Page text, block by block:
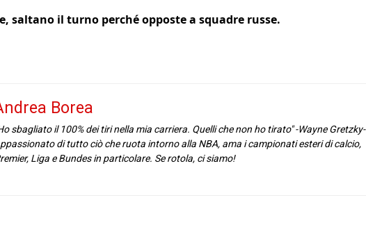
saltano il turno perché opposte a squadre russe.
Borea
sbagliato il 100% dei tiri nella mia carriera. Quelli che non ho tirato" -Wayne Gretzky-
di tutto ciò che ruota intorno alla NBA, ama i campionati esteri di calcio,
Liga e Bundes in particolare. Se rotola, ci siamo!